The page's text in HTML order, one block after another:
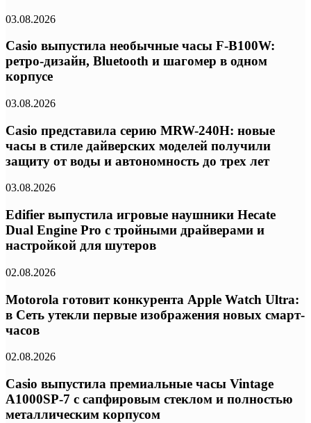
03.08.2026
Casio выпустила необычные часы F-B100W:
ретро-дизайн, Bluetooth и шагомер в одном
корпусе
03.08.2026
Casio представила серию MRW-240H: новые
часы в стиле дайверских моделей получили
защиту от воды и автономность до трех лет
03.08.2026
Edifier выпустила игровые наушники Hecate
Dual Engine Pro с тройными драйверами и
настройкой для шутеров
02.08.2026
Motorola готовит конкурента Apple Watch Ultra:
в Сеть утекли первые изображения новых смарт-
часов
02.08.2026
Casio выпустила премиальные часы Vintage
A1000SP-7 с сапфировым стеклом и полностью
металлическим корпусом